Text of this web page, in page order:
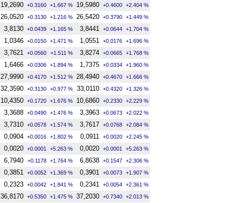
19,2690 +0.3160 +1.667 % 19,5980 +0.4600 +2.404 %
26,0520 +0.3130 +1.216 % 26,5420 +0.3790 +1.449 %
3,8130 +0.0439 +1.165 % 3,8441 +0.0644 +1.704 %
1,0346 +0.0150 +1.471 % 1,0551 +0.0176 +1.696 %
3,7621 +0.0560 +1.511 % 3,8274 +0.0665 +1.768 %
1,6466 +0.0306 +1.894 % 1,7375 +0.0334 +1.960 %
27,9990 +0.4170 +1.512 % 28,4940 +0.4670 +1.666 %
32,3590 +0.3130 +0.977 % 33,0110 +0.4320 +1.326 %
10,4350 +0.1720 +1.676 % 10,6860 +0.2330 +2.229 %
3,3688 +0.0490 +1.476 % 3,3963 +0.0673 +2.022 %
3,7310 +0.0578 +1.574 % 3,7617 +0.0768 +2.084 %
0,0904 +0.0016 +1.802 % 0,0911 +0.0020 +2.245 %
0,0020 +0.0001 +5.263 % 0,0020 +0.0001 +5.263 %
6,7940 +0.1178 +1.764 % 6,8638 +0.1547 +2.306 %
0,3851 +0.0052 +1.369 % 0,3901 +0.0073 +1.907 %
0,2323 +0.0042 +1.841 % 0,2341 +0.0054 +2.361 %
36,8170 +0.5350 +1.475 % 37,2030 +0.7340 +2.013 %